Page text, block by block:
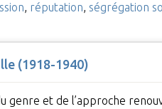
, réputation, ségrégation
(1918-1940)
et de l’approche